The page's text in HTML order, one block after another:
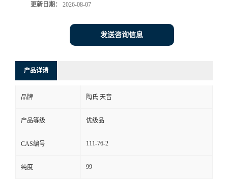
更新日期： 2026-08-07
发送咨询信息
产品详请
品牌 陶氏 天音
产品等级 优级品
CAS编号 111-76-2
纯度 99